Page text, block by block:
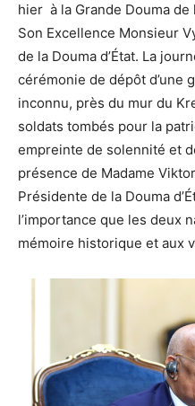
hier à la Grande Douma
Son Excellence Monsieur
de la Douma d’État. La
cérémonie de dépôt d’une
inconnu, près du mur du
soldats tombés pour la
empreinte de solennité et
présence de Madame
Présidente de la Douma
l’importance que les deux
mémoire historique et aux